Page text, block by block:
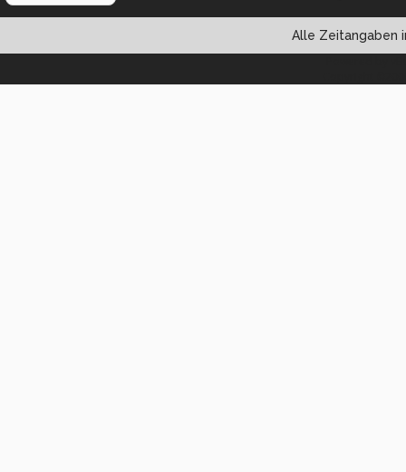
Alle Zeitangaben